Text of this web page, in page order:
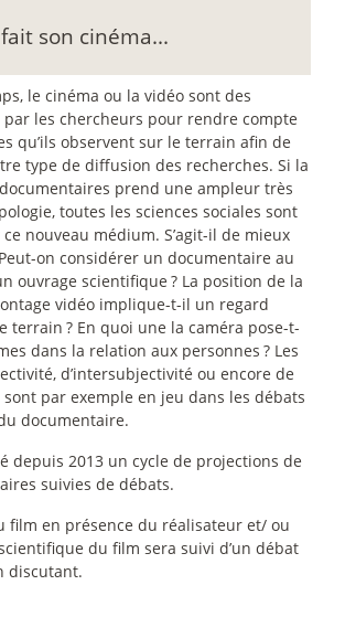
son cinéma...
le cinéma ou la vidéo sont des
par les chercheurs pour rendre compte
qu’ils observent sur le terrain afin de
type de diffusion des recherches. Si la
prend une ampleur très
toutes les sciences sociales sont
nouveau médium. S’agit-il de mieux
on considérer un documentaire au
ouvrage scientifique ? La position de la
vidéo implique-t-il un regard
terrain ? En quoi une la caméra pose-t-
dans la relation aux personnes ? Les
d’intersubjectivité ou encore de
par exemple en jeu dans les débats
documentaire.
depuis 2013 un cycle de projections de
suivies de débats.
film en présence du réalisateur et/ ou
du film sera suivi d’un débat
discutant.